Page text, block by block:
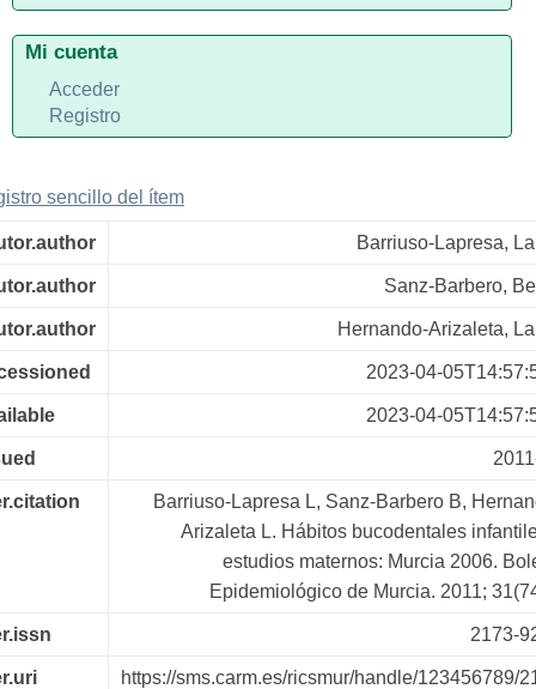
sencillo del ítem
Barriuso-Lapresa,
Sanz-Barbero,
Hernando-Arizaleta,
2023-04-
2023-04-
Barriuso-Lapresa L, Sanz-Barbero B,
Arizaleta L. Hábitos bucodentales
estudios maternos: Murcia 2006.
Epidemiológico de Murcia. 2011;
2173-
https://sms.carm.es/ricsmur/handle/123456789/
Mi cuenta
Acceder
Registro